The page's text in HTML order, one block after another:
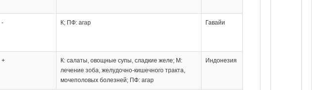
- К; ПФ: агар Гавайи
+
К: салаты, овощные супы, сладкие желе; М:
лечение зоба, желудочно-кишечного тракта,
мочеполовых болезней; ПФ: агар
Индонезия